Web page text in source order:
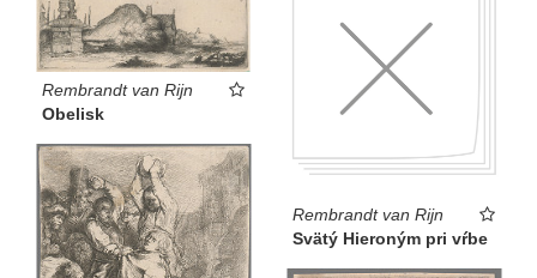
Rembrandt van Rijn
Svätý Hieroným pri vŕbe
Rembrandt van Rijn
Obelisk